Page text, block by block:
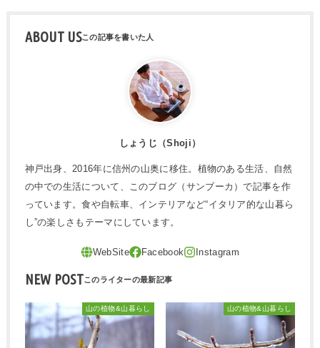
ABOUT US
しょうじ（Shoji）
神戸出身、2016年に信州の山奥に移住。植物のある生活、自然
の中での生活について、このブログ（サンブーカ）で記事を作
っています。食や自転車、インテリアなど“イタリア的な山暮ら
し”の楽しさもテーマにしています。
NEW POST
山の植物&山暮らし 山の植物&山暮らし